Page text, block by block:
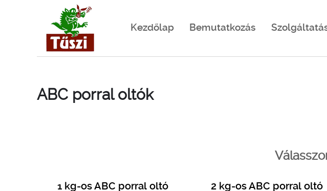
Kezdőlap Bemutatkozás
ABC porral oltók
1 kg-os ABC porral oltó 2 kg-os ABC porral oltó